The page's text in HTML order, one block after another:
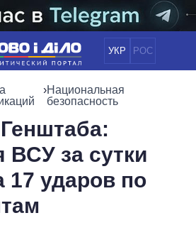
УКР РОС
НОВОСТИ
ПОЛИТИКА
ОБЩЕСТВО
МИР
ОБЕЩАНИЯ
ПОЛИТИКИ
ОФИС
ВИДЕО
›Национальная
безопасность
ВСУ за сутки
17 ударов по